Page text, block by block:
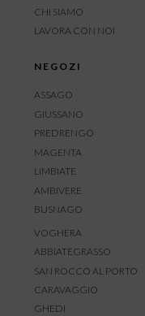
CHI SIAMO
LAVORA CON NOI
NEGOZI
ASSAGO
GIUSSANO
PREDRENGO
MAGENTA
LIMBIATE
AMBIVERE
BUSNAGO
VOGHERA
ABBIATEGRASSO
SAN ROCCO AL PORTO
CARAVAGGIO
GHEDI